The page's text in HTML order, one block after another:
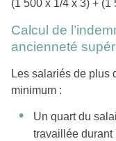
(1 500 x 1/4 x 3) + (1
Calcul de
ancienneté
Les salariés de plus
minimum :
Un quart du
travaillée durant